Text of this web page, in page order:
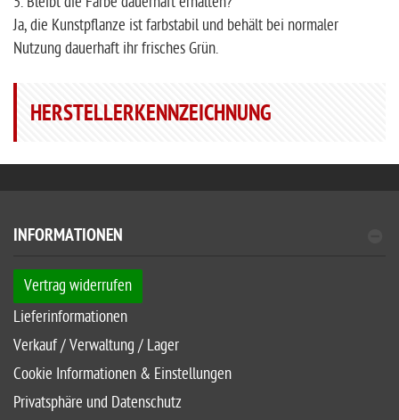
Ja, die Kunstpflanze ist farbstabil und behält bei normaler
Nutzung dauerhaft ihr frisches Grün.
HERSTELLERKENNZEICHNUNG
INFORMATIONEN
Vertrag widerrufen
Lieferinformationen
Verkauf / Verwaltung / Lager
Cookie Informationen & Einstellungen
Privatsphäre und Datenschutz